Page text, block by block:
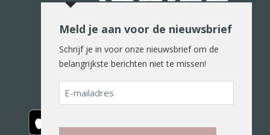
De reiswereld in woord en beeld
Meld je aan voor de nieuwsbrief
Schrijf je in voor onze nieuwsbrief om de
belangrijkste berichten niet te missen!
E-
mailadres